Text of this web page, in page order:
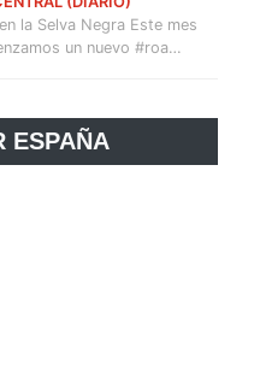
la Selva Negra Este mes
un nuevo #roa…
ESPAÑA